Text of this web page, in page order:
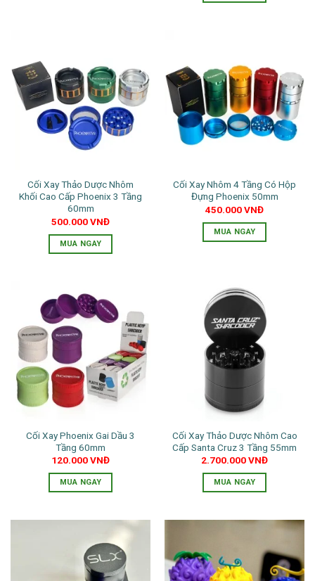
nhiều
biến
thể.
Các
tùy
được
chọn
trên
trang
sản
Cối Xay Thảo Dược Nhôm
Khối Cao Cấp Phoenix 3 Tầng
60mm
500.000VNĐ
MUA NGAY
có
nhiều
biến
thể.
Các
tùy
chọn
có
được
chọn
trên
trang
Cối Xay Nhôm 4 Tầng Có Hộp
Đựng Phoenix 50mm
450.000VNĐ
MUA NGAY
có
biến
Các
tùy
thể
chọn
trên
sản
Cối Xay Phoenix Gai Dầu 3
Tầng 60mm
120.000VNĐ
MUA NGAY
nhiều
biến
Cối Xay Thảo Dược Nhôm Cao
Cấp Santa Cruz 3 Tầng 55mm
2.700.000VNĐ
MUA NGAY